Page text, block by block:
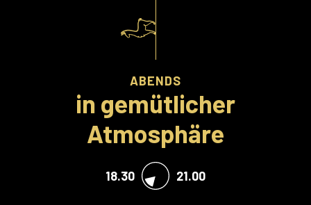
ABENDS
in gemütlicher
Atmosphäre
18.30 21.00